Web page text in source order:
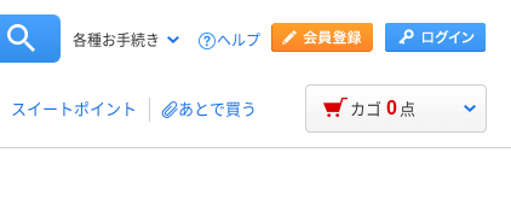
各種お手続き ヘルプ
スイートポイント あとで買う カゴ 0 点